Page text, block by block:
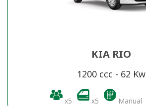
KIA RIO
1200 ccc - 62 Kw
x5 x5 Manual